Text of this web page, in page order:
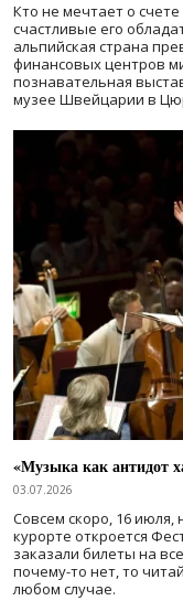
Кто не мечтает о
счастливые его
альпийская страна
финансовых центров
познавательная
музее Швейцарии в
«Музыка как антидот
03.07.2026
Совсем скоро, 16
курорте откроется
заказали билеты на
почему-то нет, то
любом случае.